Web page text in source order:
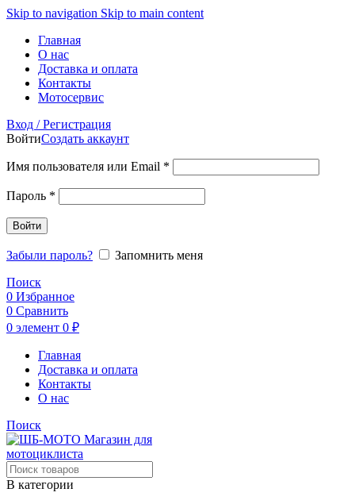
Skip to navigation Skip to main content
Главная
О нас
Доставка и оплата
Контакты
Мотосервис
Вход / Регистрация
ВойтиСоздать аккаунт
Имя пользователя или Email *
Пароль *
Войти
Забыли пароль?
Запомнить меня
Поиск
0 Избранное
0 Сравнить
0 элемент 0 ₽
Главная
Доставка и оплата
Контакты
О нас
Поиск
В категории